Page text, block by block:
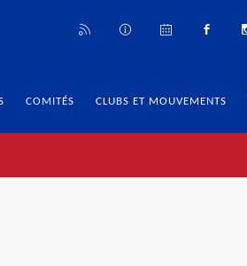
COMITÉS CLUBS ET MOUVEMENTS